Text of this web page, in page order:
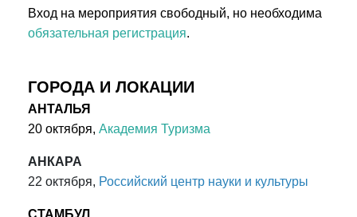
Вход на мероприятия свободный, но необходима
обязательная регистрация.
ГОРОДА И ЛОКАЦИИ
АНТАЛЬЯ
20 октября, Академия Туризма
АНКАРА
22 октября, Российский центр науки и культуры
СТАМБУЛ